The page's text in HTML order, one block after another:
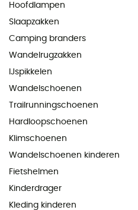
Hoofdlampen
Slaapzakken
Camping branders
Wandelrugzakken
IJspikkelen
Wandelschoenen
Trailrunningschoenen
Hardloopschoenen
Klimschoenen
Wandelschoenen kinderen
Fietshelmen
Kinderdrager
Kleding kinderen